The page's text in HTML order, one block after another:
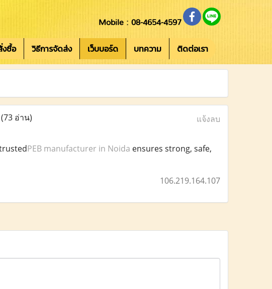
Mobile : 08-4654-4597
งซื้อ วิธีการจัดส่ง เว็บบอร์ด บทความ ติดต่อเรา
(73 อ่าน) แจ้งลบ
PEB manufacturer in Noida ensures strong, safe,
106.219.164.107